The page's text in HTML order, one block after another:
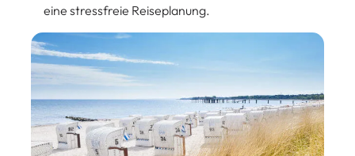
eine stressfreie Reiseplanung.